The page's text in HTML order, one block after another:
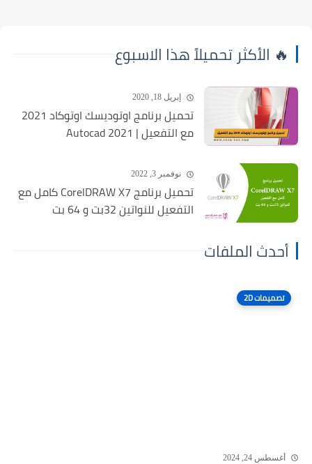
🔥 الأكثر تحميلاً هذا الاسبوع
إبريل 18, 2020
تحميل برنامج اوتوديسك اوتوكاد 2021
مع التفعيل | Autocad 2021
نوفمبر 3, 2022
تحميل برنامج CorelDRAW X7 كامل مع
التفعيل للنواتين 32بت و 64 بت
أحدث الملفات
تصميمات 2D
أغسطس 24, 2024